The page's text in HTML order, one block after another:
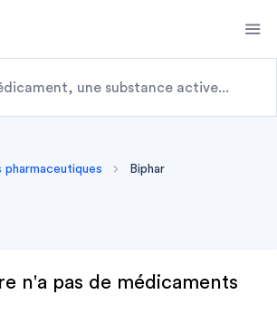
pharmaceutiques Biphar
n'a pas de médicaments